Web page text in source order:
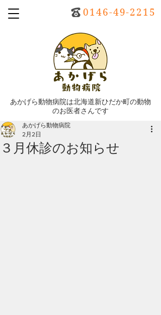
0146-49-2215
あかげら動物病院は北海道新ひだか町の動物
のお医者さんです
３月休診のお知らせ
あかげら動物病院
2月2日